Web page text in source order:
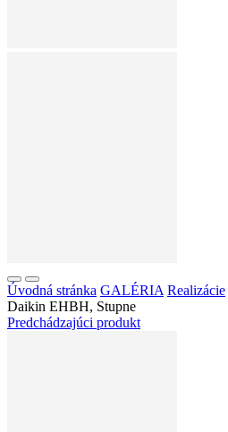
Úvodná stránka GALÉRIA Realizácie
Daikin EHBH, Stupne
Predchádzajúci produkt